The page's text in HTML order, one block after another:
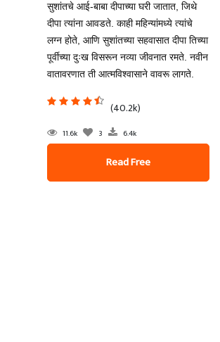
सुशांतचे आई-बाबा दीपाच्या घरी जातात, जिथे
दीपा त्यांना आवडते. काही महिन्यांमध्ये त्यांचे
लग्न होते, आणि सुशांतच्या सहवासात दीपा तिच्या
पूर्वीच्या दुःख विसरून नव्या जीवनात रमते. नवीन
वातावरणात ती आत्मविश्वासाने वावरू लागते.
(40.2k)
11.6k 3 6.4k
Read Free